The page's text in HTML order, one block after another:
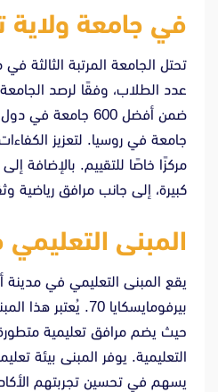
في جامعة
تحتل الجامعة المرتبة الثالثة
جامعة في روسيا. لتعزيز
مركزًا خاصًا للتقييم. بالإضافة
كبيرة، إلى جانب مرافق رياضية
المبنى التعليمي
يقع المبنى التعليمي في مدينة
بيرفومايسكايا 70.
حيث يضم مرافق تعليمية
التعليمية. يوفر المبنى بيئة
يسهم في تحسين تجربتهم